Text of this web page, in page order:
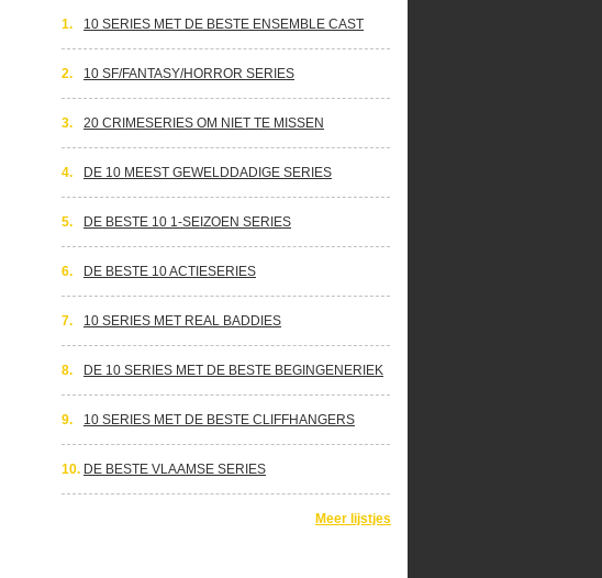
1. 10 SERIES MET DE BESTE ENSEMBLE CAST
2. 10 SF/FANTASY/HORROR SERIES
3. 20 CRIMESERIES OM NIET TE MISSEN
4. DE 10 MEEST GEWELDDADIGE SERIES
5. DE BESTE 10 1-SEIZOEN SERIES
6. DE BESTE 10 ACTIESERIES
7. 10 SERIES MET REAL BADDIES
8. DE 10 SERIES MET DE BESTE BEGINGENERIEK
9. 10 SERIES MET DE BESTE CLIFFHANGERS
10. DE BESTE VLAAMSE SERIES
Meer lijstjes